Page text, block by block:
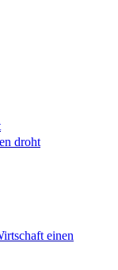
droht
einen